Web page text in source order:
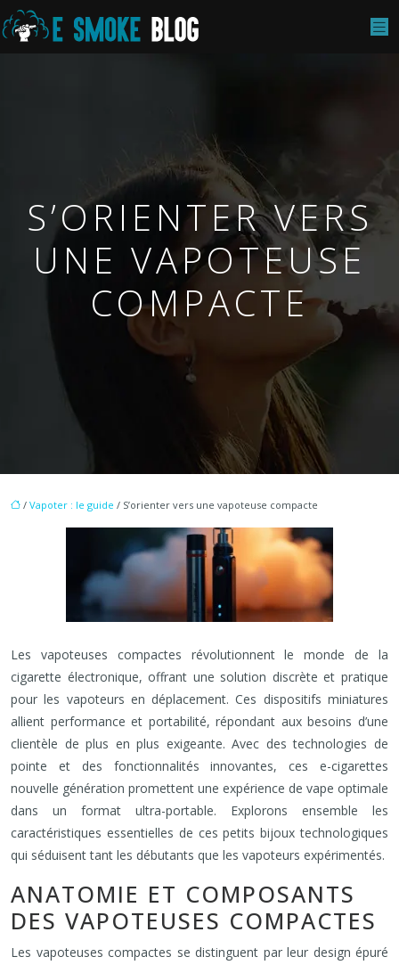
S’ORIENTER VERS
UNE VAPOTEUSE
COMPACTE
/ Vapoter : le guide / S’orienter vers une vapoteuse compacte
Les vapoteuses compactes révolutionnent le monde de la
cigarette électronique, offrant une solution discrète et pratique
pour les vapoteurs en déplacement. Ces dispositifs miniatures
allient performance et portabilité, répondant aux besoins d’une
clientèle de plus en plus exigeante. Avec des technologies de
pointe et des fonctionnalités innovantes, ces e-cigarettes
nouvelle génération promettent une expérience de vape optimale
dans un format ultra-portable. Explorons ensemble les
caractéristiques essentielles de ces petits bijoux technologiques
qui séduisent tant les débutants que les vapoteurs expérimentés.
ANATOMIE ET COMPOSANTS
DES VAPOTEUSES COMPACTES
Les vapoteuses compactes se distinguent par leur design épuré